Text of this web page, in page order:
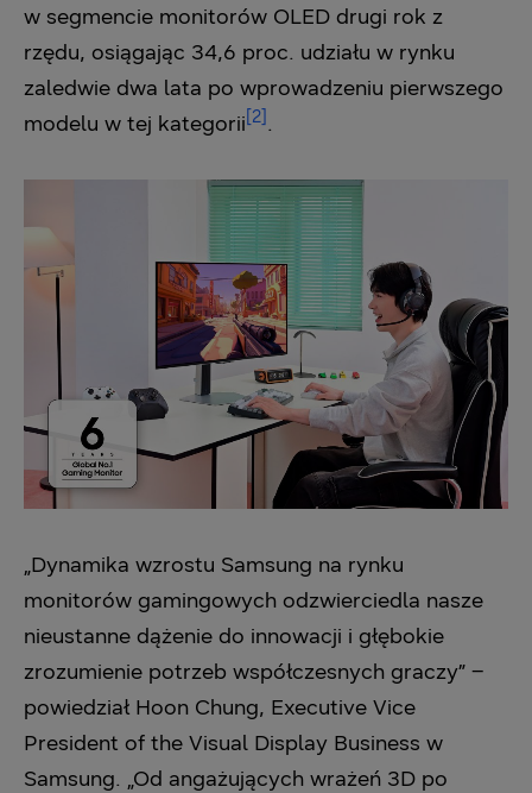
w segmencie monitorów OLED drugi rok z
rzędu, osiągając 34,6 proc. udziału w rynku
zaledwie dwa lata po wprowadzeniu pierwszego
modelu w tej kategorii [2] .
„Dynamika wzrostu Samsung na rynku
monitorów gamingowych odzwierciedla nasze
nieustanne dążenie do innowacji i głębokie
zrozumienie potrzeb współczesnych graczy” –
powiedział Hoon Chung, Executive Vice
President of the Visual Display Business w
Samsung. „Od angażujących wrażeń 3D po